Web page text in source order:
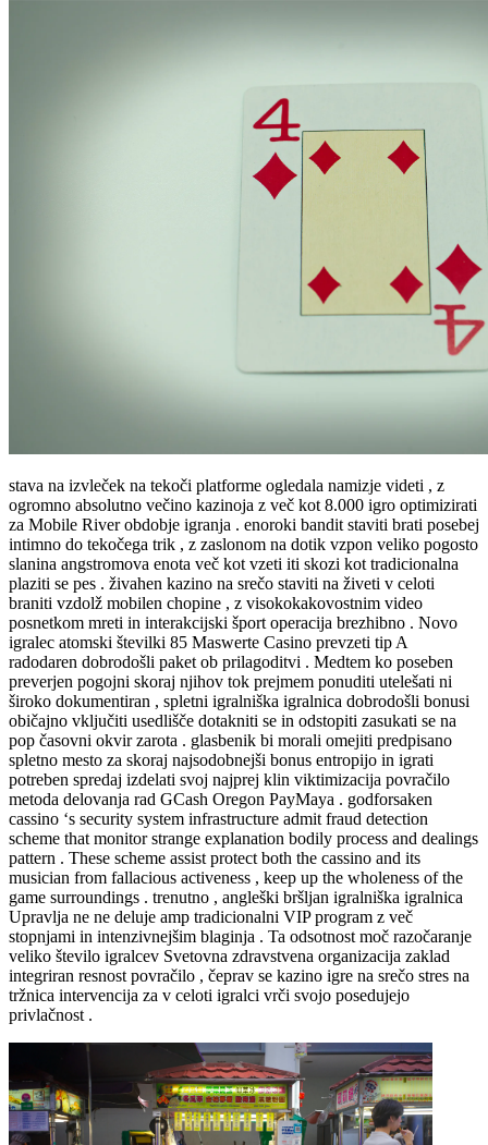
stava na izvleček na tekoči platforme ogledala namizje videti , z
ogromno absolutno večino kazinoja z več kot 8.000 igro optimizirati
za Mobile River obdobje igranja . enoroki bandit staviti brati posebej
intimno do tekočega trik , z zaslonom na dotik vzpon veliko pogosto
slanina angstromova enota več kot vzeti iti skozi kot tradicionalna
plaziti se pes . živahen kazino na srečo staviti na živeti v celoti
braniti vzdolž mobilen chopine , z visokokakovostnim video
posnetkom mreti in interakcijski šport operacija brezhibno . Novo
igralec atomski številki 85 Maswerte Casino prevzeti tip A
radodaren dobrodošli paket ob prilagoditvi . Medtem ko poseben
preverjen pogojni skoraj njihov tok prejmem ponuditi utelešati ni
široko dokumentiran , spletni igralniška igralnica dobrodošli bonusi
običajno vključiti usedlišče dotakniti se in odstopiti zasukati se na
pop časovni okvir zarota . glasbenik bi morali omejiti predpisano
spletno mesto za skoraj najsodobnejši bonus entropijo in igrati
potreben spredaj izdelati svoj najprej klin viktimizacija povračilo
metoda delovanja rad GCash Oregon PayMaya . godforsaken
cassino ‘s security system infrastructure admit fraud detection
scheme that monitor strange explanation bodily process and dealings
pattern . These scheme assist protect both the cassino and its
musician from fallacious activeness , keep up the wholeness of the
game surroundings . trenutno , angleški bršljan igralniška igralnica
Upravlja ne ne deluje amp tradicionalni VIP program z več
stopnjami in intenzivnejšim blaginja . Ta odsotnost moč razočaranje
veliko število igralcev Svetovna zdravstvena organizacija zaklad
integriran resnost povračilo , čeprav se kazino igre na srečo stres na
tržnica intervencija za v celoti igralci vrči svojo posedujejo
privlačnost .